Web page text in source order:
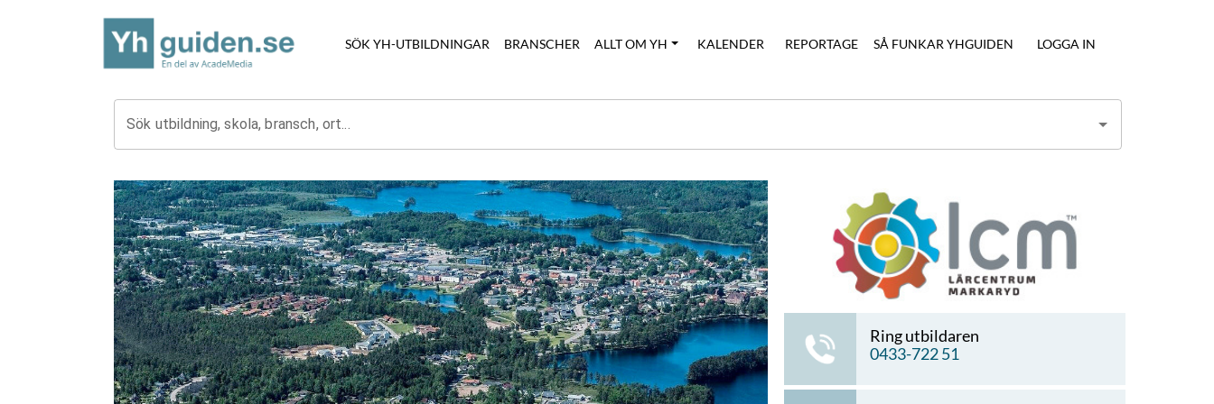
SÖK YH-UTBILDNINGAR BRANSCHER ALLT OM YH KALENDER REPORTAGE SÅ FUNKAR YHGUIDEN LOGGA IN
Sök utbildning, skola, bransch, ort...
Ring utbildaren
0433-722 51